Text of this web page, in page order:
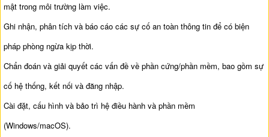
mật trong môi trường làm việc.
Ghi nhận, phân tích và báo cáo các sự cố an toàn thông tin để có biện
pháp phòng ngừa kịp thời.
Chẩn đoán và giải quyết các vấn đề về phần cứng/phần mềm, bao gồm sự
cố hệ thống, kết nối và đăng nhập.
Cài đặt, cấu hình và bảo trì hệ điều hành và phần mềm
(Windows/macOS).